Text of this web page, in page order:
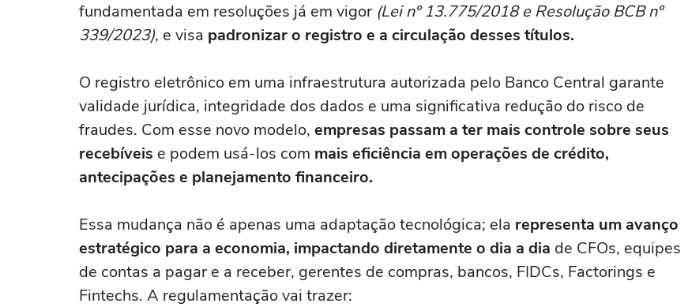
fundamentada em resoluções já em vigor (Lei nº 13.775/2018 e Resolução BCB nº
339/2023), e visa padronizar o registro e a circulação desses títulos.
O registro eletrônico em uma infraestrutura autorizada pelo Banco Central garante
validade jurídica, integridade dos dados e uma significativa redução do risco de
fraudes. Com esse novo modelo, empresas passam a ter mais controle sobre seus
recebíveis e podem usá-los com mais eficiência em operações de crédito,
antecipações e planejamento financeiro.
Essa mudança não é apenas uma adaptação tecnológica; ela representa um avanço
estratégico para a economia, impactando diretamente o dia a dia de CFOs, equipes
de contas a pagar e a receber, gerentes de compras, bancos, FIDCs, Factorings e
Fintechs. A regulamentação vai trazer: